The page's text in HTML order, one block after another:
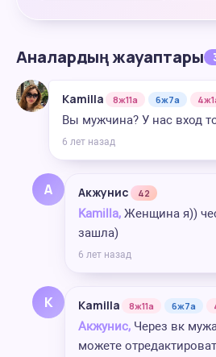
Аналардың жауаптары
Kamilla 8ж11а 6ж7а
Вы мужчина? У нас вход
6 лет назад
А Акжунис 42
Kamilla, Женщина я))
зашла)
6 лет назад
K Kamilla 8ж11а 6ж7а
Акжунис, Через вк
можете